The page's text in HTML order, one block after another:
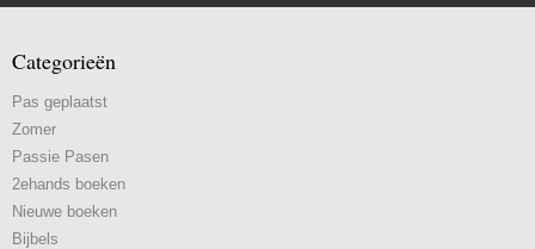
Categorieën
Pas geplaatst
Zomer
Passie Pasen
2ehands boeken
Nieuwe boeken
Bijbels